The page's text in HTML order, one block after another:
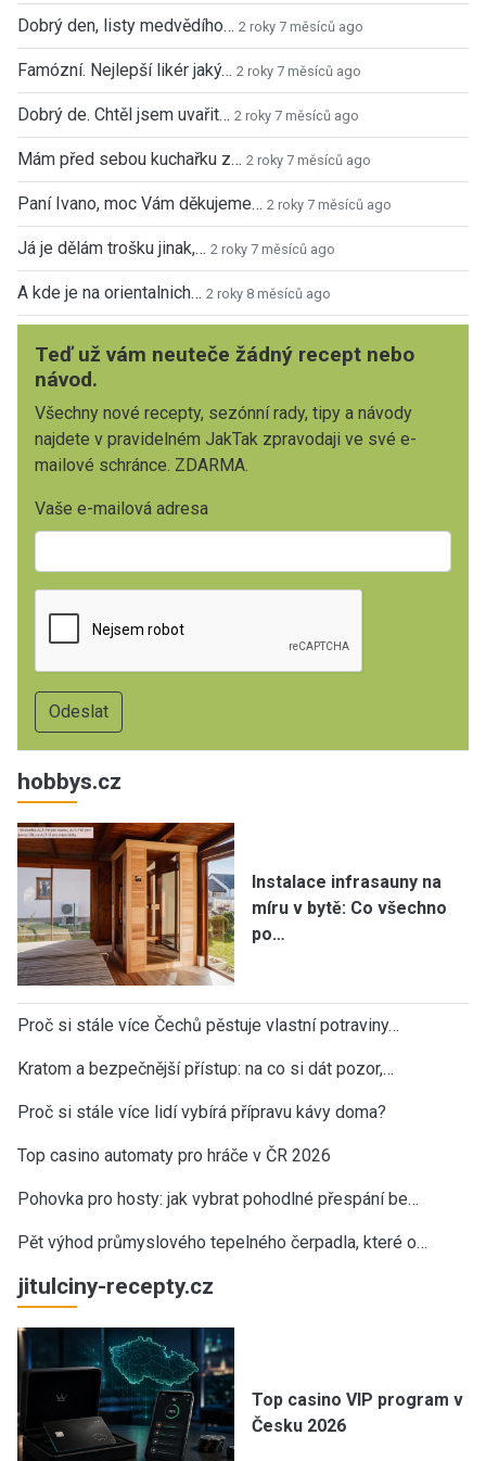
Dobrý den, listy medvědího… 2 roky 7 měsíců ago
Famózní. Nejlepší likér jaký… 2 roky 7 měsíců ago
Dobrý de. Chtěl jsem uvařit… 2 roky 7 měsíců ago
Mám před sebou kuchařku z… 2 roky 7 měsíců ago
Paní Ivano, moc Vám děkujeme… 2 roky 7 měsíců ago
Já je dělám trošku jinak,… 2 roky 7 měsíců ago
A kde je na orientalnich… 2 roky 8 měsíců ago
Teď už vám neuteče žádný recept nebo
návod.
Všechny nové recepty, sezónní rady, tipy a návody
najdete v pravidelném JakTak zpravodaji ve své e-
mailové schránce. ZDARMA.
Vaše e-mailová adresa
hobbys.cz
Instalace infrasauny na
míru v bytě: Co všechno
po…
Proč si stále více Čechů pěstuje vlastní potraviny…
Kratom a bezpečnější přístup: na co si dát pozor,…
Proč si stále více lidí vybírá přípravu kávy doma?
Top casino automaty pro hráče v ČR 2026
Pohovka pro hosty: jak vybrat pohodlné přespání be…
Pět výhod průmyslového tepelného čerpadla, které o…
jitulciny-recepty.cz
Top casino VIP program v
Česku 2026